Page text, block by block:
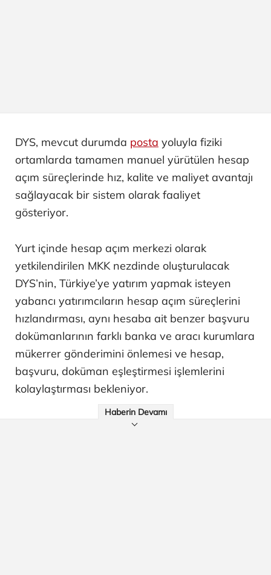
DYS, mevcut durumda posta yoluyla fiziki
ortamlarda tamamen manuel yürütülen hesap
açım süreçlerinde hız, kalite ve maliyet avantajı
sağlayacak bir sistem olarak faaliyet
gösteriyor.
Yurt içinde hesap açım merkezi olarak
yetkilendirilen MKK nezdinde oluşturulacak
DYS’nin, Türkiye’ye yatırım yapmak isteyen
yabancı yatırımcıların hesap açım süreçlerini
hızlandırması, aynı hesaba ait benzer başvuru
dokümanlarının farklı banka ve aracı kurumlara
mükerrer gönderimini önlemesi ve hesap,
başvuru, doküman eşleştirmesi işlemlerini
kolaylaştırması bekleniyor.
Haberin Devamı